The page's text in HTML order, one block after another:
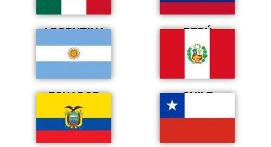
ARGENTINA PERÚ
ECUADOR CHILE